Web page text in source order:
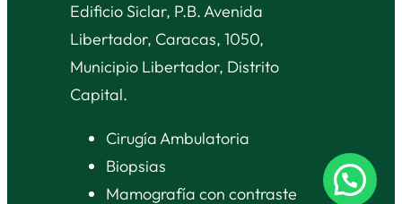
Edificio Siclar, P.B. Avenida
Libertador, Caracas, 1050,
Municipio Libertador, Distrito
Capital.
Cirugía Ambulatoria
Biopsias
Mamografía con contraste